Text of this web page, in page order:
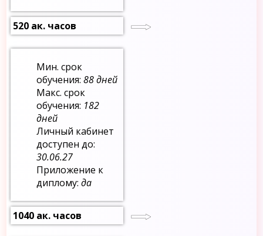
520 ак. часов
Мин. срок
обучения:88 дней
Макс. срок
обучения: 182
дней
Личный кабинет
доступен до:
30.06.27
Приложение к
диплому:да
1040 ак. часов